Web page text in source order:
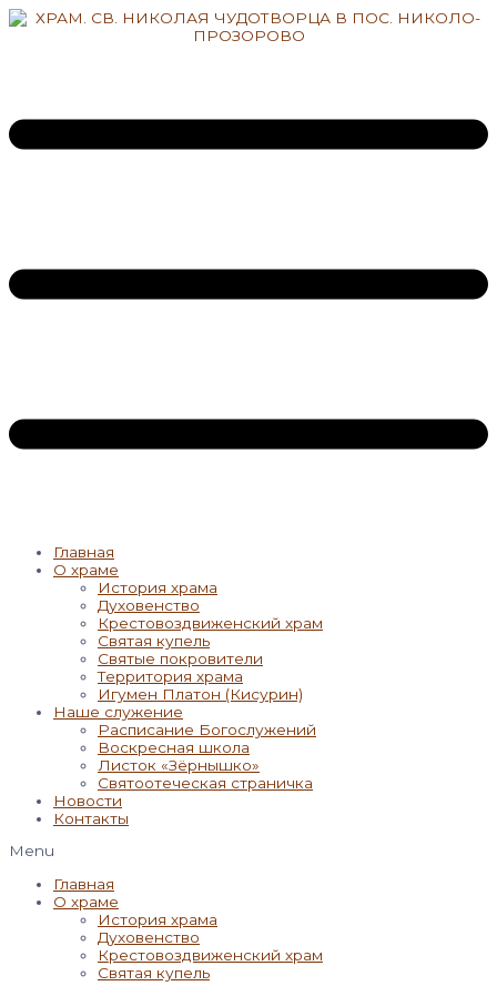
Перейти
Главная
О храме
История храма
Духовенство
Крестовоздвиженский храм
Святая купель
Святые покровители
Территория храма
Игумен Платон (Кисурин)
Наше служение
Расписание Богослужений
Воскресная школа
Листок «Зёрнышко»
Святоотеческая страничка
Новости
Контакты
Menu
Главная
О храме
История храма
Духовенство
Крестовоздвиженский храм
Святая купель